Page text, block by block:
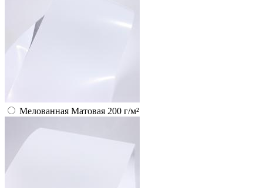
Мелованная Матовая 200 г/м²